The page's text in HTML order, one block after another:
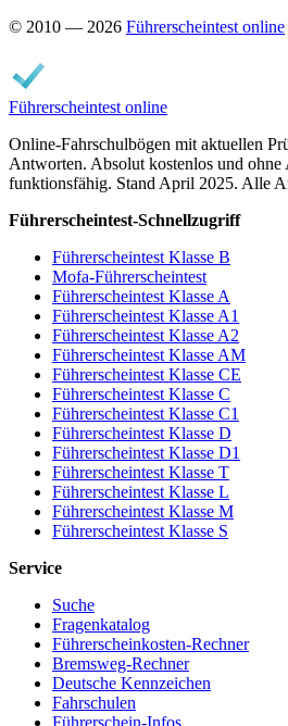
© 2010 — 2026 Führerscheintest online
Führerscheintest online
Online-Fahrschulbögen mit aktuellen
Antworten. Absolut kostenlos und
funktionsfähig. Stand April 2025. Alle
Führerscheintest-Schnellzugriff
Führerscheintest Klasse B
Mofa-Führerscheintest
Führerscheintest Klasse A
Führerscheintest Klasse A1
Führerscheintest Klasse A2
Führerscheintest Klasse AM
Führerscheintest Klasse CE
Führerscheintest Klasse C
Führerscheintest Klasse C1
Führerscheintest Klasse D
Führerscheintest Klasse D1
Führerscheintest Klasse T
Führerscheintest Klasse L
Führerscheintest Klasse M
Führerscheintest Klasse S
Service
Suche
Fragenkatalog
Führerscheinkosten-Rechner
Bremsweg-Rechner
Deutsche Kennzeichen
Fahrschulen
Führerschein-Infos